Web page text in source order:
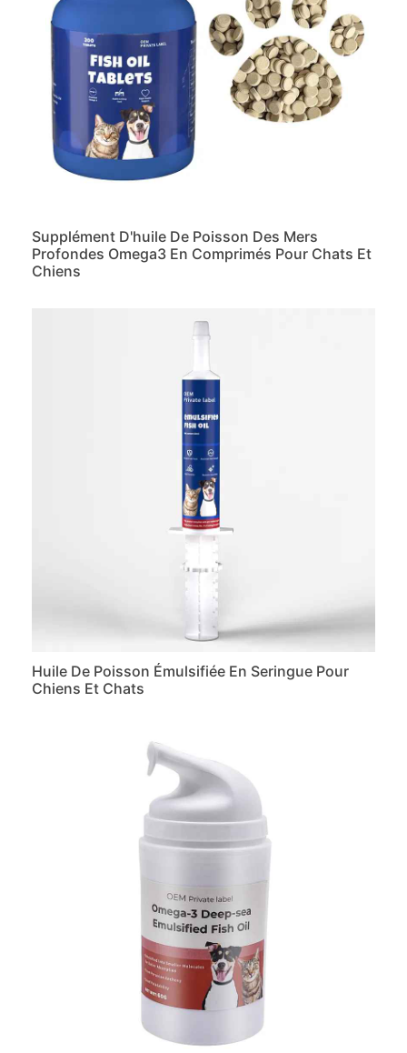
Supplément D'huile De Poisson Des Mers
Profondes Omega3 En Comprimés Pour Chats Et
Chiens
Huile De Poisson Émulsifiée En Seringue Pour
Chiens Et Chats